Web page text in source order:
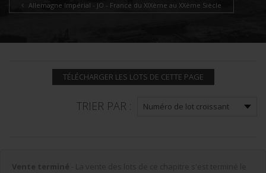
Allemagne Impérial - JO - France du XIXème au XXème Siècle
TÉLÉCHARGER LES LOTS DE CETTE PAGE
TRIER PAR :